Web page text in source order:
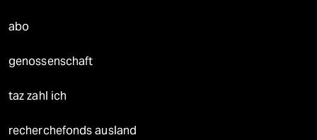
abo
genossenschaft
taz zahl ich
recherchefonds ausland